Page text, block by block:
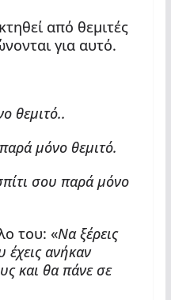
από θεμιτές
για αυτό.
θεμιτό..
μόνο θεμιτό.
σου παρά μόνο
του: «Να ξέρεις
έχεις ανήκαν
και θα πάνε σε